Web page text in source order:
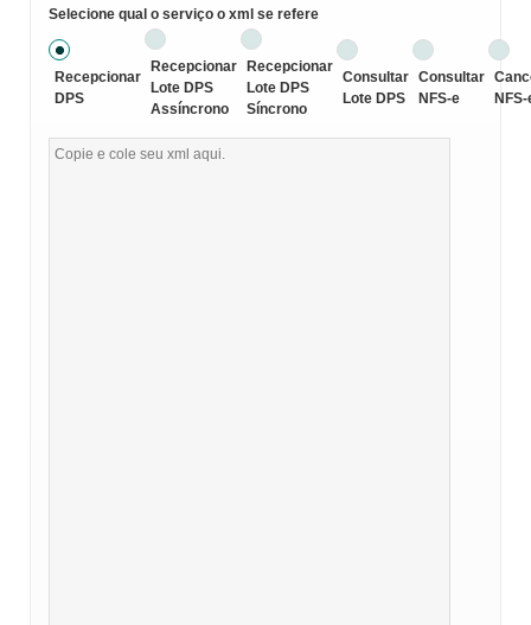
Selecione qual o serviço o xml se refere
Recepcionar
DPS
Recepcionar
Lote DPS
Assíncrono
Recepcionar
Lote DPS
Síncrono
Consultar
Lote DPS
Consultar
NFS-e
NFS-